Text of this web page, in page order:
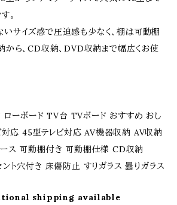
。
サイズ感で圧迫感も少なく、棚は可動棚
から、CD収納、DVD収納まで幅広くお使
ローボード TV台 TVボード おすすめ おし
対応 45型テレビ対応 AV機器収納 AV収納
ス 可動棚付き 可動棚仕様 CD収納
ト穴付き 床傷防止 すりガラス 曇りガラス
shipping available